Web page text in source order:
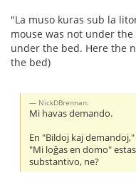
"La muso kuras sub la
mouse was not under
under the bed. Here the
the bed)
NickDBrennan:
Mi havas demando.
En "Bildoj kaj
"Mi loĝas en domo"
substantivo, ne?